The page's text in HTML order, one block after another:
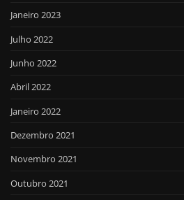
Janeiro 2023
Julho 2022
Junho 2022
Abril 2022
Janeiro 2022
Dezembro 2021
Novembro 2021
Outubro 2021